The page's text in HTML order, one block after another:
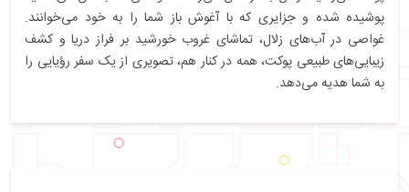
پوشیده شده و جزایری که با آغوش باز شما را به خود می‌خوانند.
غواصی در آب‌های زلال، تماشای غروب خورشید بر فراز دریا و کشف
زیبایی‌های طبیعی پوکت، همه در کنار هم، تصویری از یک سفر رؤیایی را
به شما هدیه می‌دهد.